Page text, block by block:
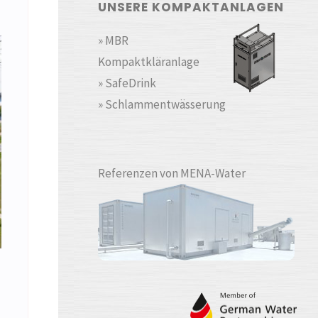
UNSERE KOMPAKTANLAGEN
» MBR
Kompaktkläranlage
» SafeDrink
» Schlammentwässerung
Referenzen von MENA-Water